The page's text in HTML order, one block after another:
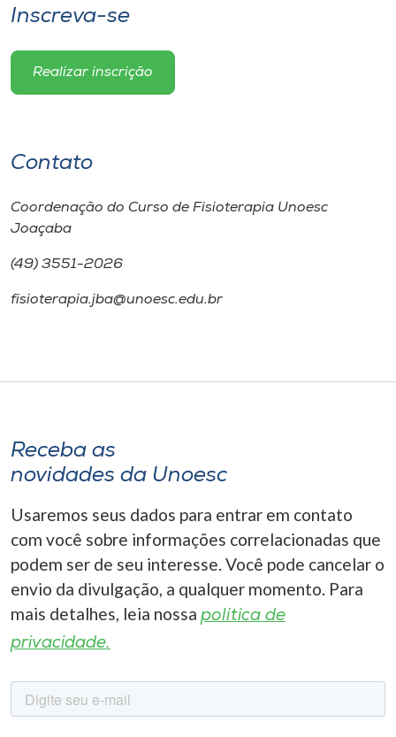
Inscreva-se
Realizar inscrição
Contato
Coordenação do Curso de Fisioterapia Unoesc
Joaçaba
(49) 3551-2026
fisioterapia.jba@unoesc.edu.br
Receba as
novidades da Unoesc
Usaremos seus dados para entrar em contato
com você sobre informações correlacionadas que
podem ser de seu interesse. Você pode cancelar o
envio da divulgação, a qualquer momento. Para
mais detalhes, leia nossa política de
privacidade.